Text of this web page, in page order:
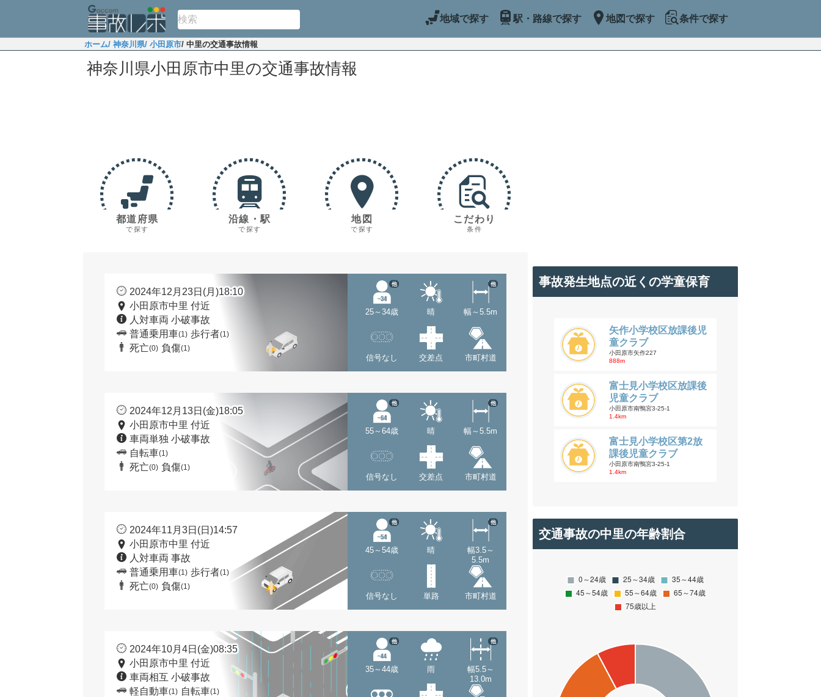
地域で探す 駅・路線で探す 地図で探す 条件で探す
ホーム/ 神奈川県/ 小田原市/ 中里の交通事故情報
神奈川県小田原市中里の交通事故情報
都道府県
で探す
沿線・駅
で探す
地図
で探す
こだわり
条件
2024年12月23日(月)18:10
小田原市中里 付近
人対車両 小破事故
普通乗用車(1) 歩行者(1)
死亡(0) 負傷(1)
25～34歳
他
晴 幅～5.5m
他
信号なし 交差点 市町村道
2024年12月13日(金)18:05
小田原市中里 付近
車両単独 小破事故
自転車(1)
死亡(0) 負傷(1)
55～64歳
他
晴 幅～5.5m
他
信号なし 交差点 市町村道
2024年11月3日(日)14:57
小田原市中里 付近
人対車両 事故
普通乗用車(1) 歩行者(1)
死亡(0) 負傷(1)
45～54歳
他
晴
幅3.5～
5.5m
他
信号なし 単路 市町村道
2024年10月4日(金)08:35
小田原市中里 付近
車両相互 小破事故
軽自動車(1) 自転車(1)
35～44歳
他
雨
幅5.5～
13.0m
他
事故発生地点の近くの学童保育
矢作小学校区放課後児
童クラブ
小田原市矢作227
888m
富士見小学校区放課後
児童クラブ
小田原市南鴨宮3-25-1
1.4km
富士見小学校区第2放
課後児童クラブ
小田原市南鴨宮3-25-1
1.4km
交通事故の中里の年齢割合